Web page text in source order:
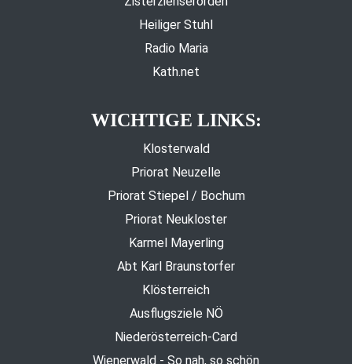
Heiliger Stuhl
Radio Maria
Kath.net
WICHTIGE LINKS:
Klosterwald
Priorat Neuzelle
Priorat Stiepel / Bochum
Priorat Neukloster
Karmel Mayerling
Abt Karl Braunstorfer
Klösterreich
Ausflugsziele NÖ
Niederösterreich-Card
Wienerwald - So nah, so schön